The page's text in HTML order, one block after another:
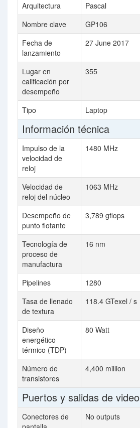
Arquitectura Pascal
Nombre clave
GP106
Fecha de
lanzamiento
27 June 2017
Lugar en
calificación por
desempeño
355
Tipo Laptop
Información técnica
Impulso de la
velocidad de
reloj
1480 MHz
Velocidad de
reloj del núcleo
1063 MHz
Desempeño de
punto flotante
3,789 gflops
Tecnología de
proceso de
manufactura
16 nm
Pipelines
1280
Tasa de llenado
de textura
118.4 GTexel / s
Diseño
energético
térmico (TDP)
80 Watt
Número de
transistores
4,400 million
Puertos y salidas de video
Conectores de
No outputs